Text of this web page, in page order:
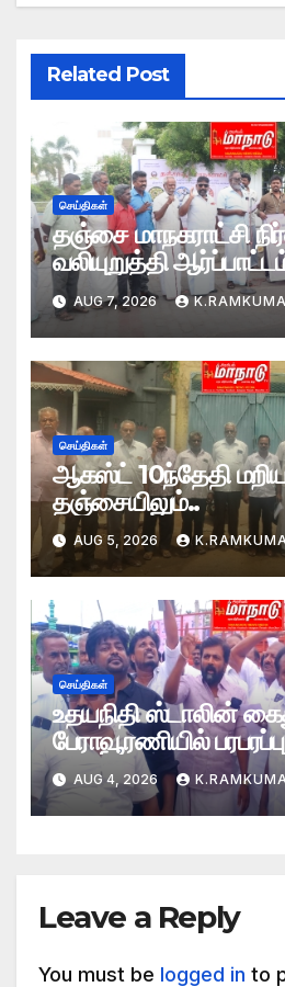
Related Post
செய்திகள்
தஞ்சை மாநகராட்சி
வலியுறுத்தி
AUG 7, 2026
செய்திகள்
ஆகஸ்ட் 10ந்தேதி
தஞ்சையிலும்..
AUG 5, 2026
செய்திகள்
உதயநிதி ஸ்டாலின்
பேராவூரணியில் பரபரப்பு
AUG 4, 2026
Leave a Reply
You must be logged in to